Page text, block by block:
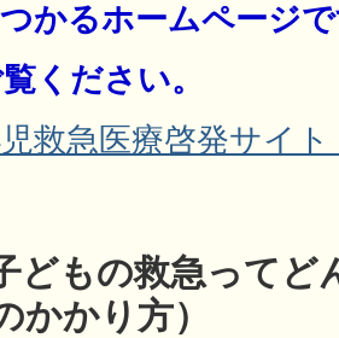
かるホームページ
ください。
救急医療啓発サイ
どもの救急って
かかり方）